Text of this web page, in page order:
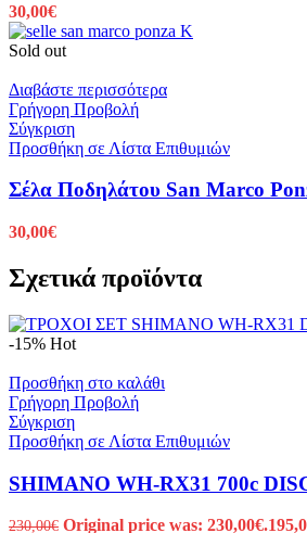
30,00€
Sold out
Διαβάστε περισσότερα
Γρήγορη Προβολή
Σύγκριση
Προσθήκη σε Λίστα Επιθυμιών
Σέλα Ποδηλάτου San Marco
30,00€
Σχετικά προϊόντα
-15% Hot
Προσθήκη στο καλάθι
Γρήγορη Προβολή
Σύγκριση
Προσθήκη σε Λίστα Επιθυμιών
SHIMANO WH-RX31 700c
230,00€ Original price was: 230,00€.